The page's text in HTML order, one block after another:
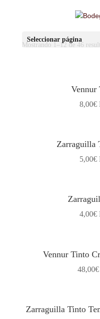
Seleccionar página
Mostrando 1–12 de 46
Vennur
8,00€
Zarraguilla
5,00€
4,00€
Vennur Tinto
48,00€
Zarraguilla Tinto